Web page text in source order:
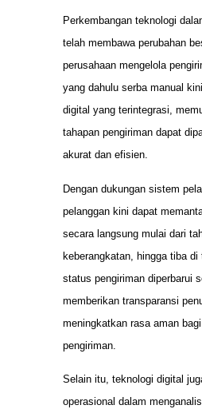
Perkembangan teknologi
telah membawa perubahan
perusahaan mengelola
yang dahulu serba manual
digital yang terintegrasi,
tahapan pengiriman dapat
akurat dan efisien.
Dengan dukungan sistem
pelanggan kini dapat
secara langsung mulai dari
keberangkatan, hingga tiba di
status pengiriman diperbarui
memberikan transparansi
meningkatkan rasa aman
pengiriman.
Selain itu, teknologi digital
operasional dalam